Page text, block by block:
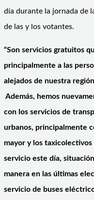
día durante la jornada de
de las y los votantes.
“Son servicios gratuitos
principalmente a las
alejados de nuestra
Además, hemos
con los servicios de
urbanos, principalmente
mayor y los
servicio este día,
manera en las últimas
servicio de buses